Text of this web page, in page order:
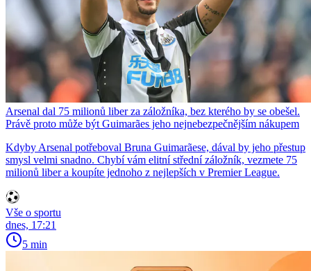
Arsenal dal 75 milionů liber za záložníka, bez kterého by se obešel.
Právě proto může být Guimarães jeho nejnebezpečnějším nákupem
Kdyby Arsenal potřeboval Bruna Guimarãese, dával by jeho přestup
smysl velmi snadno. Chybí vám elitní střední záložník, vezmete 75
milionů liber a koupíte jednoho z nejlepších v Premier League.
Vše o sportu
dnes, 17:21
5 min